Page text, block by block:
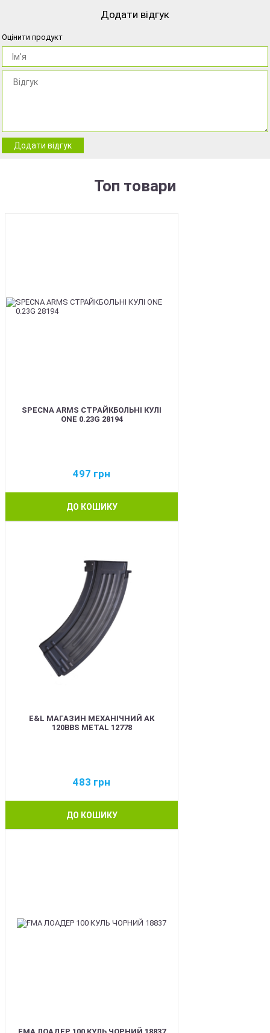
Додати відгук
Оцінити продукт
Додати відгук
Топ товари
SPECNA ARMS СТРАЙКБОЛЬНІ КУЛІ
ONE 0.23G 28194
497 грн
ДО КОШИКУ
E&L МАГАЗИН МЕХАНІЧНИЙ АК
120BBS METAL 12778
483 грн
ДО КОШИКУ
FMA ЛОАДЕР 100 КУЛЬ ЧОРНИЙ 18837